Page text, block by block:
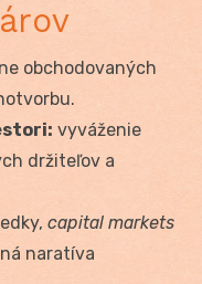
obchodovaných
vyváženie
držiteľov a
capital markets
naratíva